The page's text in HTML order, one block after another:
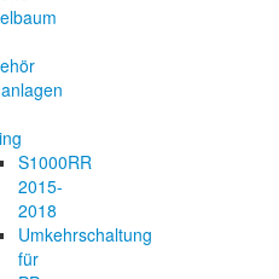
S1000RR
2015-
2018
Umkehrschaltung
für